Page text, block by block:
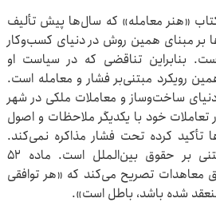
«هنر معامله»‌ که سال‌ها پیش تألیف
بر مبنای همین روش در دنیای کسب‌وکار
بنابراین‌ تناقضی که در سیاست او
رویکرد مبتنی‌بر فشار و معامله است.
دنیای ساخت‌وساز و معاملات ملکی در شهر
خود با یکدیگر ملاحظات و اصول
تأکید کرده‌ تحت فشار مذاکره نمی‌کند.
موضع ایران هم کاملا مبتنی ‌بر حقوق بین‌الملل است. ماده ۵۲
معاهدات تصریح می‌کند که «هر توافقی
شده باشد، باطل است».